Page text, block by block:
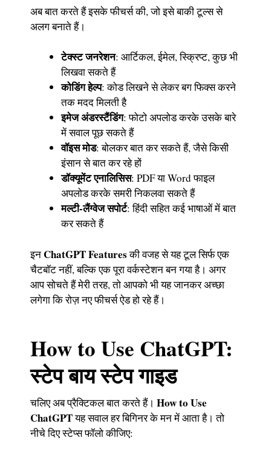
अब बात करते हैं इसके फीचर्स की, जो इसे बाकी टूल्स से
अलग बनाते हैं।
टेक्स्ट जनरेशन: आर्टिकल, ईमेल, स्क्रिप्ट, कुछ भी
लिखवा सकते हैं
कोडिंग हेल्प: कोड लिखने से लेकर बग फिक्स करने
तक मदद मिलती है
इमेज अंडरस्टैंडिंग: फोटो अपलोड करके उसके बारे
में सवाल पूछ सकते हैं
वॉइस मोड: बोलकर बात कर सकते हैं, जैसे किसी
इंसान से बात कर रहे हों
डॉक्यूमेंट एनालिसिस: PDF या Word फाइल
अपलोड करके समरी निकलवा सकते हैं
मल्टी-लैंग्वेज सपोर्ट: हिंदी सहित कई भाषाओं में बात
कर सकते हैं
इनChatGPT Featuresकी वजह से यह टूल सिर्फ एक
चैटबॉट नहीं, बल्कि एक पूरा वर्कस्टेशन बन गया है। अगर
आप सोचते हैं मेरी तरह, तो आपको भी यह जानकर अच्छा
लगेगा कि रोज़ नए फीचर्स ऐड हो रहे हैं।
How to Use ChatGPT:
स्टेप बाय स्टेप गाइड
चलिए अब प्रैक्टिकल बात करते हैं। How to Use
ChatGPTयह सवाल हर बिगिनर के मन में आता है। तो
नीचे दिए स्टेप्स फॉलो कीजिए: